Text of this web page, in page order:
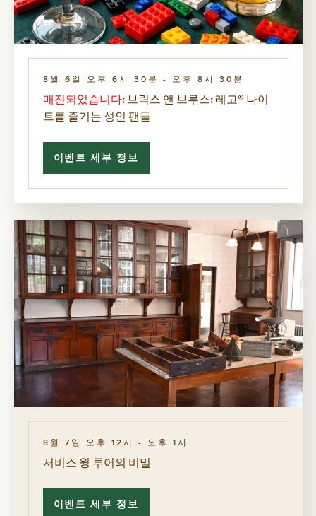
8월 6일 오후 6시 30분 - 오후 8시 30분
매진되었습니다:브릭스 앤 브루스: 레고® 나이
트를 즐기는 성인 팬들
이벤트 세부 정보
MESSAGE">
매
되
었
습
니
다:
</SPAN>
브
릭
스
앤
브
루
스:
레
고
®
나
이
트
즐
는
인
팬
들
8월 7일 오후 12시 - 오후 1시
서비스 윙 투어의 비밀
이벤트 세부 정보